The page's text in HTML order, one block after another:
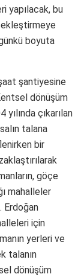
yapılacak, bu
boyuta
şantiyesine
dönüşüm
çıkarılan
talana
bir
göçe
mahalleler
Erdoğan
için
yerleri ve
talanın
dönüşüm